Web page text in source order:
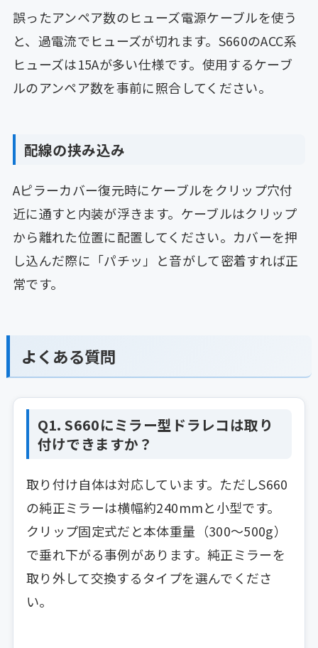
誤ったアンペア数のヒューズ電源ケーブルを使う
と、過電流でヒューズが切れます。S660のACC系
ヒューズは15Aが多い仕様です。使用するケーブ
ルのアンペア数を事前に照合してください。
配線の挟み込み
Aピラーカバー復元時にケーブルをクリップ穴付
近に通すと内装が浮きます。ケーブルはクリップ
から離れた位置に配置してください。カバーを押
し込んだ際に「パチッ」と音がして密着すれば正
常です。
よくある質問
Q1. S660にミラー型ドラレコは取り
付けできますか？
取り付け自体は対応しています。ただしS660
の純正ミラーは横幅約240mmと小型です。
クリップ固定式だと本体重量（300〜500g）
で垂れ下がる事例があります。純正ミラーを
取り外して交換するタイプを選んでくださ
い。